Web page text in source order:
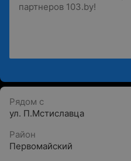
Рядом с
ул. П.Мстиславца
Район
Первомайский